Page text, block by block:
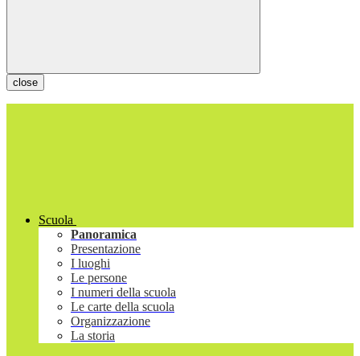
close
Scuola
Panoramica
Presentazione
I luoghi
Le persone
I numeri della scuola
Le carte della scuola
Organizzazione
La storia